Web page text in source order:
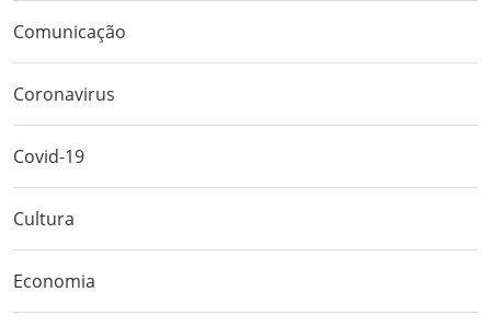
Comunicação
Coronavirus
Covid-19
Cultura
Economia